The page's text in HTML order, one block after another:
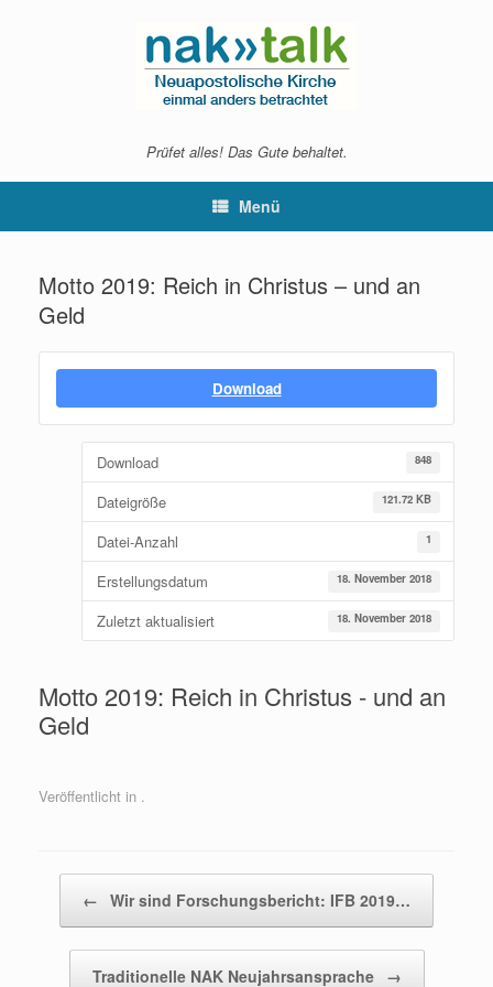
Prüfet alles! Das Gute behaltet.
Menü
Motto 2019: Reich in Christus – und an
Geld
Download
Download 848
Dateigröße 121.72 KB
Datei-Anzahl 1
Erstellungsdatum 18. November 2018
Zuletzt aktualisiert 18. November 2018
Motto 2019: Reich in Christus - und an
Geld
Veröffentlicht in .
← Wir sind Forschungsbericht: IFB 2019…
Traditionelle NAK Neujahrsansprache →